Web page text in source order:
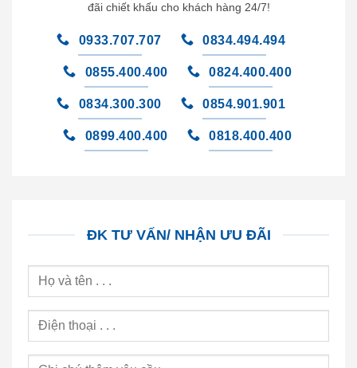
đãi chiết khấu cho khách hàng 24/7!
0933.707.707 0834.494.494
0855.400.400 0824.400.400
0834.300.300 0854.901.901
0899.400.400 0818.400.400
ĐK TƯ VẤN/ NHẬN ƯU ĐÃI